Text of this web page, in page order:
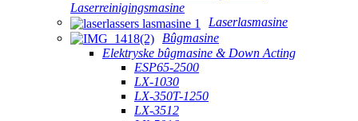
Laserreinigingsmasine
Laserlasmasine
Bûgmasine
Elektryske bûgmasine & Down Acting
ESP65-2500
LX-1030
LX-350T-1250
LX-3512